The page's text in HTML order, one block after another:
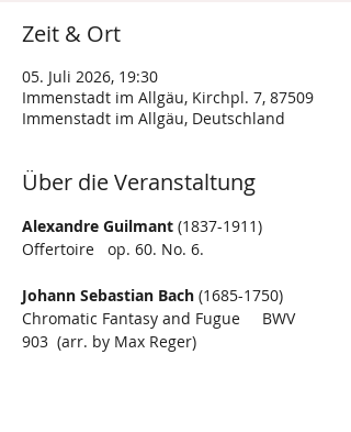
Zeit & Ort
05. Juli 2026, 19:30
Immenstadt im Allgäu, Kirchpl. 7, 87509
Immenstadt im Allgäu, Deutschland
Über die Veranstaltung
Alexandre Guilmant (1837-1911)
Offertoire   op. 60. No. 6.
Johann Sebastian Bach (1685-1750)
Chromatic Fantasy and Fugue     BWV
903  (arr. by Max Reger)